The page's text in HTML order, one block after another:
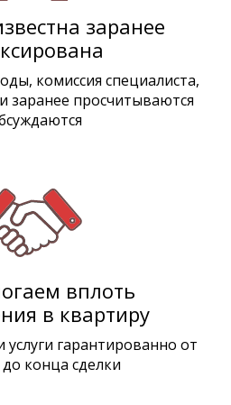
заранее
комиссия специалиста,
заранее просчитываются
вплоть
в квартиру
гарантированно от
конца сделки